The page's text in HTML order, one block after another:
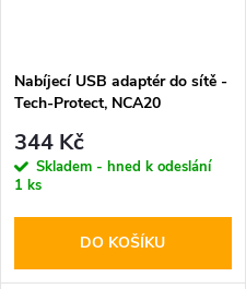
Nabíjecí USB adaptér do sítě -
Tech-Protect, NCA20
344 Kč
Skladem - hned k odeslání
1 ks
DO KOŠÍKU